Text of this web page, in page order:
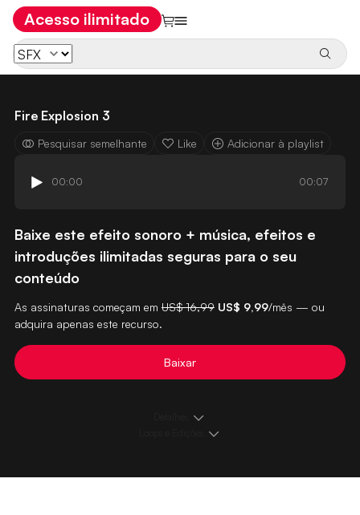
Acesso ilimitado
Fire Explosion 3
Pesquisar semelhante Like Adicionar à playlist
00:00 00:07
Baixe este efeito sonoro + música, efeitos e
introduções ilimitadas seguras para o seu
conteúdo
As assinaturas começam em US$ 16,99 US$ 9,99/mês — ou
adquira apenas este recurso.
Baixar